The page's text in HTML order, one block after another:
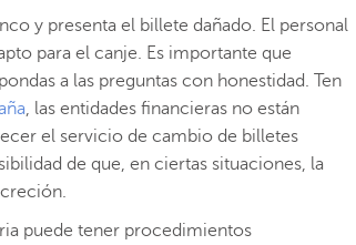
y presenta el billete dañado. El personal
para el canje. Es importante que
a las preguntas con honestidad. Ten
, las entidades financieras no están
el servicio de cambio de billetes
de que, en ciertas situaciones, la
puede tener procedimientos